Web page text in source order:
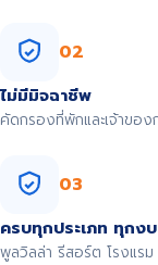
02
ไม่มีมิจฉาชีพ
คัดกรองที่พักและเจ้าขอ
03
ครบทุกประเภท ทุกงบ
พูลวิลล่า รีสอร์ต โรงแร